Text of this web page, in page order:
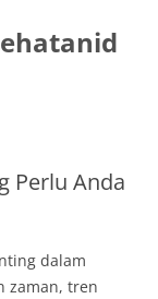
Perlu Anda
dalam
zaman, tren